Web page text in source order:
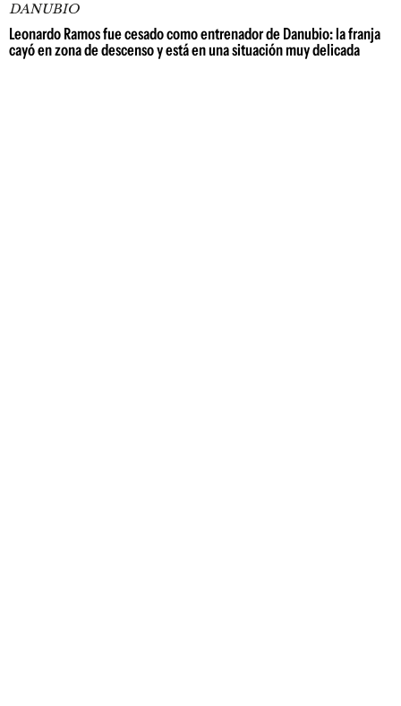
DANUBIO
Leonardo Ramos fue cesado como entrenador de Danubio: la franja
cayó en zona de descenso y está en una situación muy delicada